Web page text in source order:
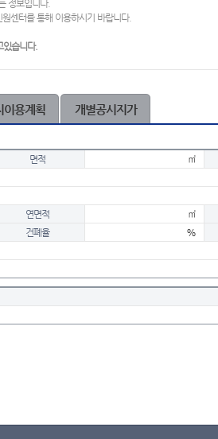
정보입니다.
센터를 통해 이용하시기 바랍니다.
있습니다.
이용계획 개별공시지가
면적 ㎡
연면적 ㎡
건폐율 %